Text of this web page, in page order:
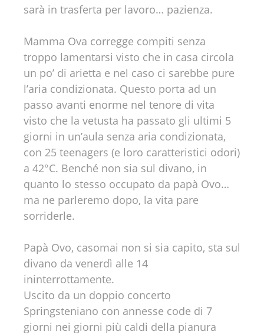
sarà in trasferta per lavoro… pazienza.
Mamma Ova corregge compiti senza
troppo lamentarsi visto che in casa circola
un po’ di arietta e nel caso ci sarebbe pure
l’aria condizionata. Questo porta ad un
passo avanti enorme nel tenore di vita
visto che la vetusta ha passato gli ultimi 5
giorni in un’aula senza aria condizionata,
con 25 teenagers (e loro caratteristici odori)
a 42°C. Benché non sia sul divano, in
quanto lo stesso occupato da papà Ovo…
ma ne parleremo dopo, la vita pare
sorriderle.
Papà Ovo, casomai non si sia capito, sta sul
divano da venerdì alle 14
ininterrottamente.
Uscito da un doppio concerto
Springsteniano con annesse code di 7
giorni nei giorni più caldi della pianura